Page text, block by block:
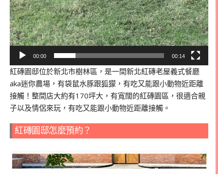
00:00 00:14
紅磚園邸位於新北市樹林區，是一間新北紅磚老屋義式餐廳
aka迷你農場，有袋鼠水豚跟狐獴，有吃又能跟小動物近距離
接觸！整間店大約有170坪大，有寬闊的紅磚園區，很適合親
子以及情侶來玩，有吃又能跟小動物近距離接觸。
紅磚園邸怎麼預約？